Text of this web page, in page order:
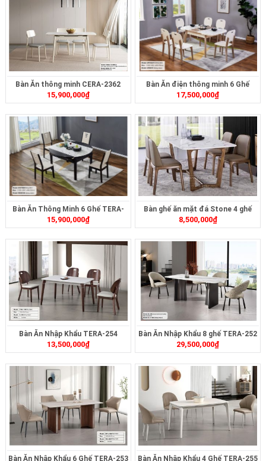
Bàn Ăn thông minh CERA-2362
15,900,000₫
Bàn Ăn điện thông minh 6 Ghế
TERA-262
17,500,000₫
Bàn Ăn Thông Minh 6 Ghế TERA-
260
15,900,000₫
Bàn ghế ăn mặt đá Stone 4 ghế
8,500,000₫
Bàn Ăn Nhập Khẩu TERA-254
13,500,000₫
Bàn Ăn Nhập Khẩu 8 ghế TERA-252
29,500,000₫
Bàn Ăn Nhập Khẩu 6 Ghế TERA-253 Bàn Ăn Nhập Khẩu 4 Ghế TERA-255